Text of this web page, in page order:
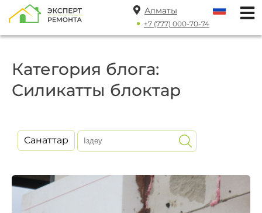
Алматы
+7 (777) 000-70-74
Категория блога:
Силикатты блоктар
Санаттар